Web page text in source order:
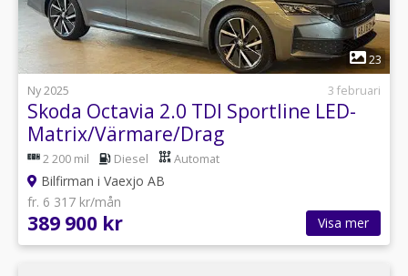
1
23
Ny 2025
3 februari
Skoda Octavia 2.0 TDI Sportline LED-
Matrix/Värmare/Drag
2 200 mil Diesel Automat
Bilfirman i Vaexjo AB
fr. 6 317 kr/mån
389 900 kr Visa mer